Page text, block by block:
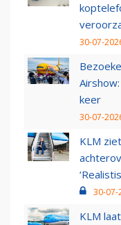
30-07-
keer
30-07-
KLM
30-07-
KLM